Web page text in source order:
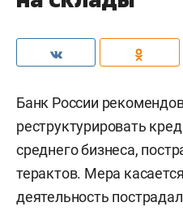
Банк России
реструктурировать
среднего бизнеса,
терактов. Мера
деятельность